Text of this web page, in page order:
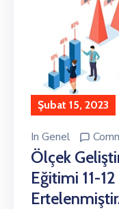
Şubat 15, 2023
In Genel
Ölçek
Eğitimi 11-